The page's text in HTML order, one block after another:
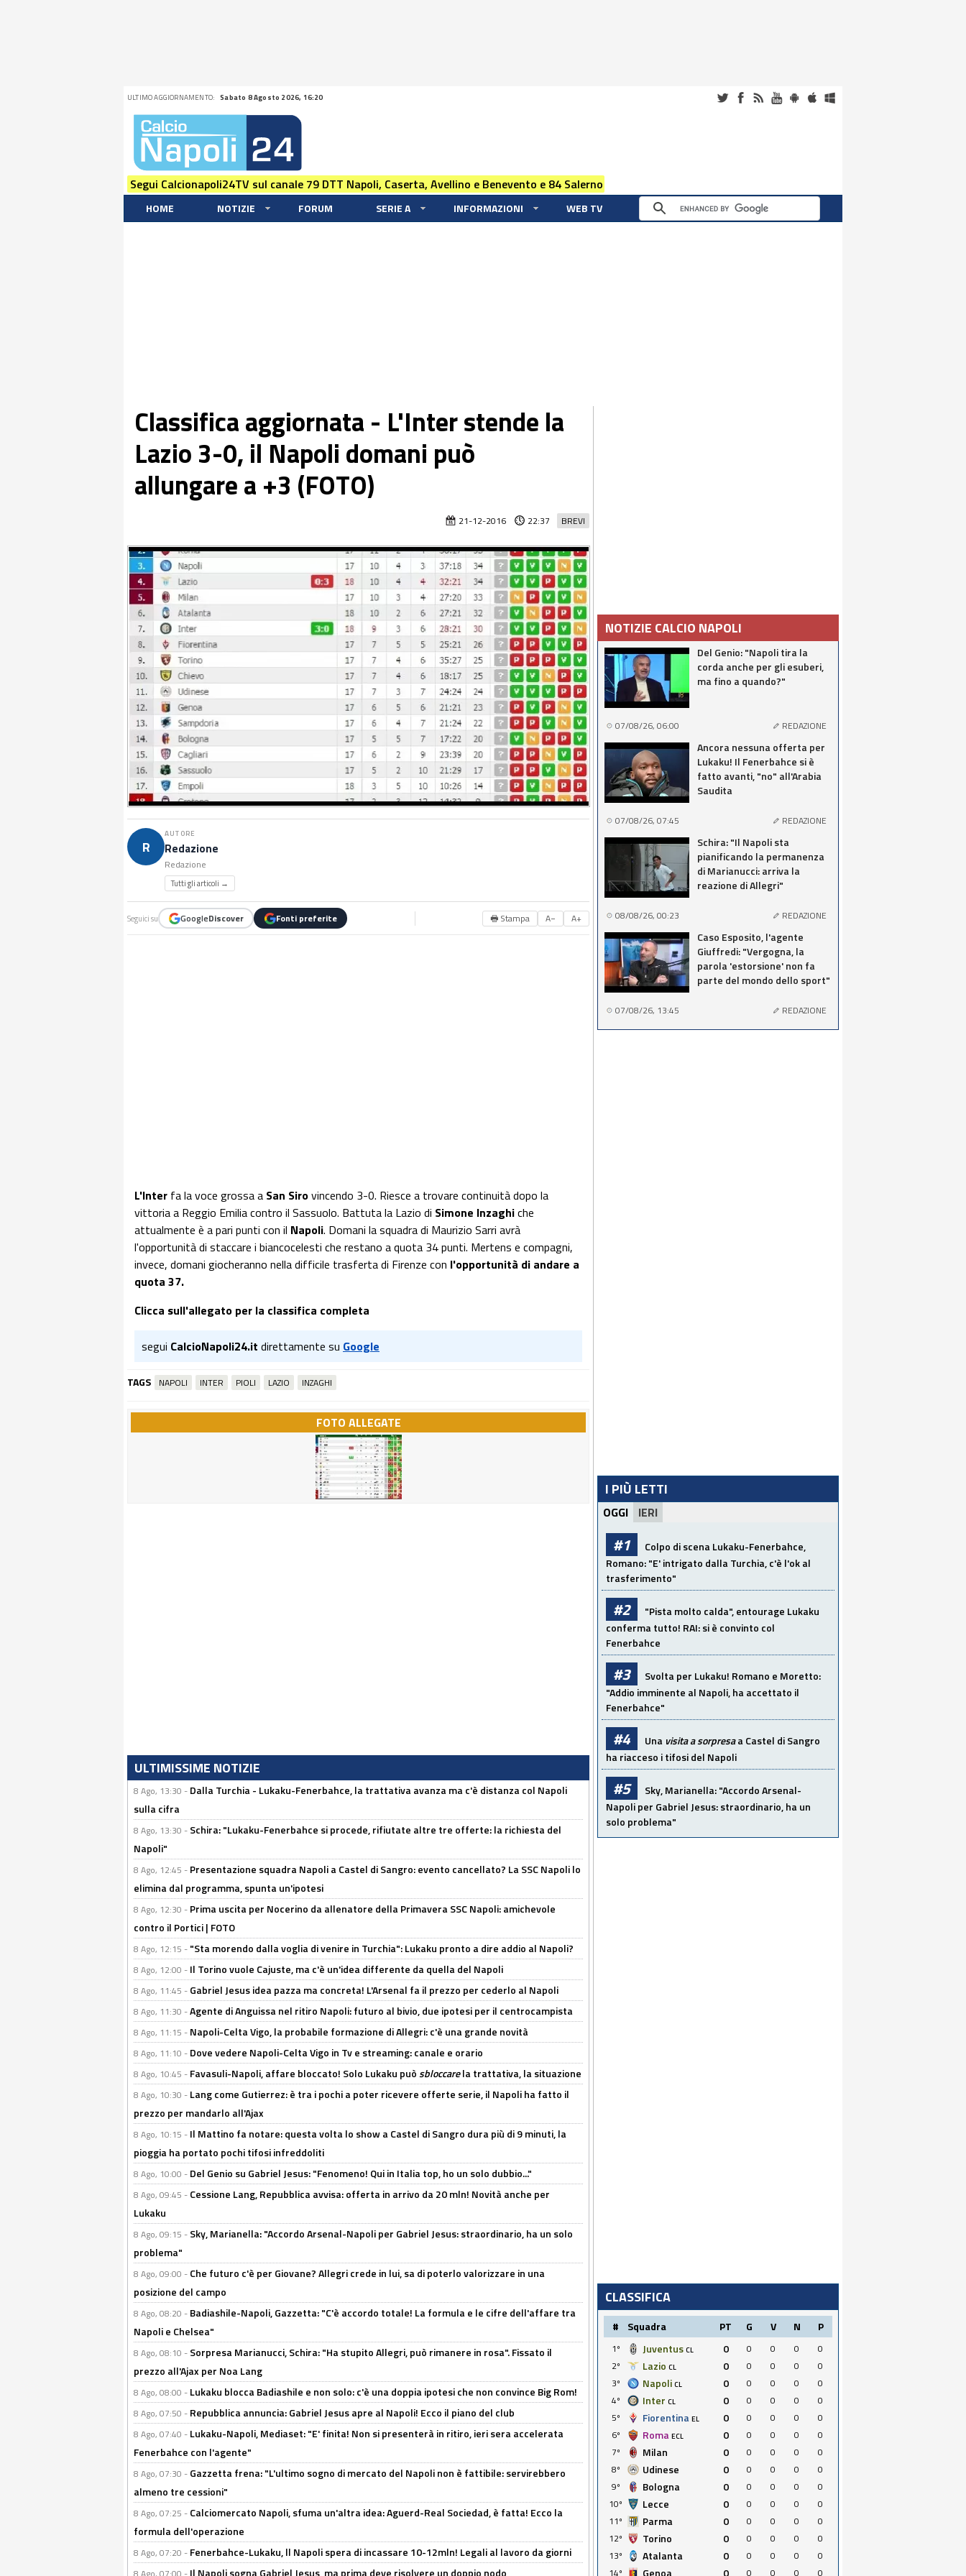
ULTIMO AGGIORNAMENTO: Sabato 8 Agosto 2026, 16:20
Segui Calcionapoli24TV sul canale 79 DTT Napoli, Caserta, Avellino e Benevento e 84 Salerno
HOME NOTIZIE FORUM SERIE A INFORMAZIONI WEB TV
Classifica aggiornata - L'Inter stende la
Lazio 3-0, il Napoli domani può
allungare a +3 (FOTO)
BREVI
21-12-2016 22:37
R
AUTORE
Redazione
Redazione
Tutti gli articoli →
Seguici su GoogleDiscover Fonti preferite 🖶 Stampa A− A+
L'Inter fa la voce grossa a San Sirovincendo 3-0. Riesce a trovare continuità dopo la
vittoria a Reggio Emilia contro il Sassuolo. Battuta la Lazio di Simone Inzaghiche
attualmente è a pari punti con il Napoli. Domani la squadra di Maurizio Sarri avrà
l'opportunità di staccare i biancocelesti che restano a quota 34 punti. Mertens e compagni,
invece, domani giocheranno nella difficile trasferta di Firenze con l'opportunità di andare a
quota 37.
Clicca sull'allegato per la classifica completa
segui CalcioNapoli24.it direttamente su Google
TAGS NAPOLI INTER PIOLI LAZIO INZAGHI
FOTO ALLEGATE
ULTIMISSIME NOTIZIE
8 Ago, 13:30 - Dalla Turchia - Lukaku-Fenerbahce, la trattativa avanza ma c'è distanza col Napoli
sulla cifra
8 Ago, 13:30 - Schira: "Lukaku-Fenerbahce si procede, rifiutate altre tre offerte: la richiesta del
Napoli"
8 Ago, 12:45 - Presentazione squadra Napoli a Castel di Sangro: evento cancellato? La SSC Napoli lo
elimina dal programma, spunta un'ipotesi
8 Ago, 12:30 - Prima uscita per Nocerino da allenatore della Primavera SSC Napoli: amichevole
contro il Portici | FOTO
8 Ago, 12:15 - "Sta morendo dalla voglia di venire in Turchia": Lukaku pronto a dire addio al Napoli?
8 Ago, 12:00 - Il Torino vuole Cajuste, ma c'è un'idea differente da quella del Napoli
8 Ago, 11:45 - Gabriel Jesus idea pazza ma concreta! L'Arsenal fa il prezzo per cederlo al Napoli
8 Ago, 11:30 -Agente di Anguissa nel ritiro Napoli: futuro al bivio, due ipotesi per il centrocampista
8 Ago, 11:15 - Napoli-Celta Vigo, la probabile formazione di Allegri: c'è una grande novità
8 Ago, 11:10 - Dove vedere Napoli-Celta Vigo in Tv e streaming: canale e orario
8 Ago, 10:45 - Favasuli-Napoli, affare bloccato! Solo Lukaku puòsbloccarela trattativa, la situazione
8 Ago, 10:30 - Lang come Gutierrez: è tra i pochi a poter ricevere offerte serie, il Napoli ha fatto il
prezzo per mandarlo all'Ajax
8 Ago, 10:15 - Il Mattino fa notare: questa volta lo show a Castel di Sangro dura più di 9 minuti, la
pioggia ha portato pochi tifosi infreddoliti
8 Ago, 10:00 - Del Genio su Gabriel Jesus: "Fenomeno! Qui in Italia top, ho un solo dubbio..."
8 Ago, 09:45 - Cessione Lang, Repubblica avvisa: offerta in arrivo da 20 mln! Novità anche per
Lukaku
8 Ago, 09:15 - Sky, Marianella: "Accordo Arsenal-Napoli per Gabriel Jesus: straordinario, ha un solo
problema"
8 Ago, 09:00 - Che futuro c'è per Giovane? Allegri crede in lui, sa di poterlo valorizzare in una
posizione del campo
8 Ago, 08:20 - Badiashile-Napoli, Gazzetta: "C'è accordo totale! La formula e le cifre dell'affare tra
Napoli e Chelsea"
8 Ago, 08:10 - Sorpresa Marianucci, Schira: "Ha stupito Allegri, può rimanere in rosa". Fissato il
prezzo all'Ajax per Noa Lang
8 Ago, 08:00 - Lukaku blocca Badiashile e non solo: c'è una doppia ipotesi che non convince Big Rom!
8 Ago, 07:50 - Repubblica annuncia: Gabriel Jesus apre al Napoli! Ecco il piano del club
8 Ago, 07:40 - Lukaku-Napoli, Mediaset: "E' finita! Non si presenterà in ritiro, ieri sera accelerata
Fenerbahce con l'agente"
8 Ago, 07:30 - Gazzetta frena: "L'ultimo sogno di mercato del Napoli non è fattibile: servirebbero
almeno tre cessioni"
8 Ago, 07:25 - Calciomercato Napoli, sfuma un'altra idea: Aguerd-Real Sociedad, è fatta! Ecco la
formula dell'operazione
8 Ago, 07:20 - Fenerbahce-Lukaku, ll Napoli spera di incassare 10-12mln! Legali al lavoro da giorni
Il Napoli sogna Gabriel Jesus, ma prima deve risolvere un doppio nodo
NOTIZIE CALCIO NAPOLI
Del Genio: "Napoli tira la
corda anche per gli esuberi,
ma fino a quando?"
07/08/26, 06:00 REDAZIONE
Ancora nessuna offerta per
Lukaku! Il Fenerbahce si è
fatto avanti, "no" all'Arabia
Saudita
07/08/26, 07:45 REDAZIONE
Schira: "Il Napoli sta
pianificando la permanenza
di Marianucci: arriva la
reazione di Allegri"
08/08/26, 00:23 REDAZIONE
Caso Esposito, l'agente
Giuffredi: "Vergogna, la
parola 'estorsione' non fa
parte del mondo dello sport"
07/08/26, 13:45 REDAZIONE
I PIÙ LETTI
OGGI IERI
#1
Colpo di scena Lukaku-Fenerbahce,
Romano: "E' intrigato dalla Turchia, c'è l'ok al
trasferimento"
#2
"Pista molto calda", entourage Lukaku
conferma tutto! RAI: si è convinto col
Fenerbahce
#3
Svolta per Lukaku! Romano e Moretto:
"Addio imminente al Napoli, ha accettato il
Fenerbahce"
#4 Una visita a sorpresaa Castel di Sangro
ha riacceso i tifosi del Napoli
#5
Sky, Marianella: "Accordo Arsenal-
Napoli per Gabriel Jesus: straordinario, ha un
solo problema"
CLASSIFICA
# Squadra PT G V N P
1º Juventus CL 0 0 0 0
0
2º
Lazio CL 0 0 0 0
0
3º
Napoli CL 0 0 0 0
0
4º
Inter CL 0 0 0 0
0
5º
Fiorentina EL 0 0 0 0
0
6º
Roma ECL 0 0 0 0
0
7º
Milan 0 0 0 0
0
8º
Udinese 0 0 0 0
0
9º
Bologna 0 0 0 0
0
10º
Lecce 0 0 0 0
0
11º
Parma 0 0 0 0
0
12º
Torino 0 0 0 0
0
13º
Atalanta 0 0 0 0
0
14º
Genoa 0 0 0 0 0